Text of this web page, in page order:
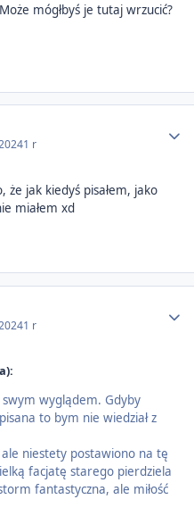
mógłbyś je tutaj wrzucić?
1 r
jak kiedyś pisałem, jako
miałem xd
1 r
wyglądem. Gdyby
to bym nie wiedział z
niestety postawiono na tę
facjatę starego pierdziela
fantastyczna, ale miłość